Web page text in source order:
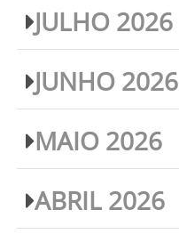
JULHO 2026
JUNHO 2026
MAIO 2026
ABRIL 2026